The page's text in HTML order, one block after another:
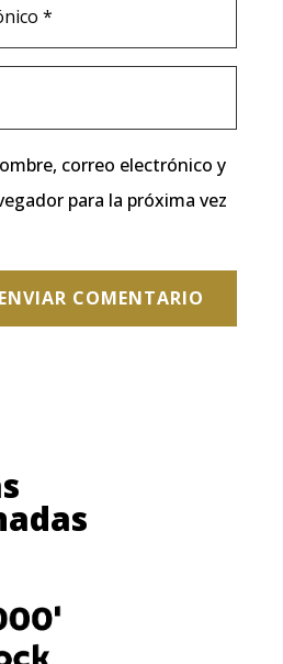
correo electrónico y
para la próxima vez
ENVIAR COMENTARIO